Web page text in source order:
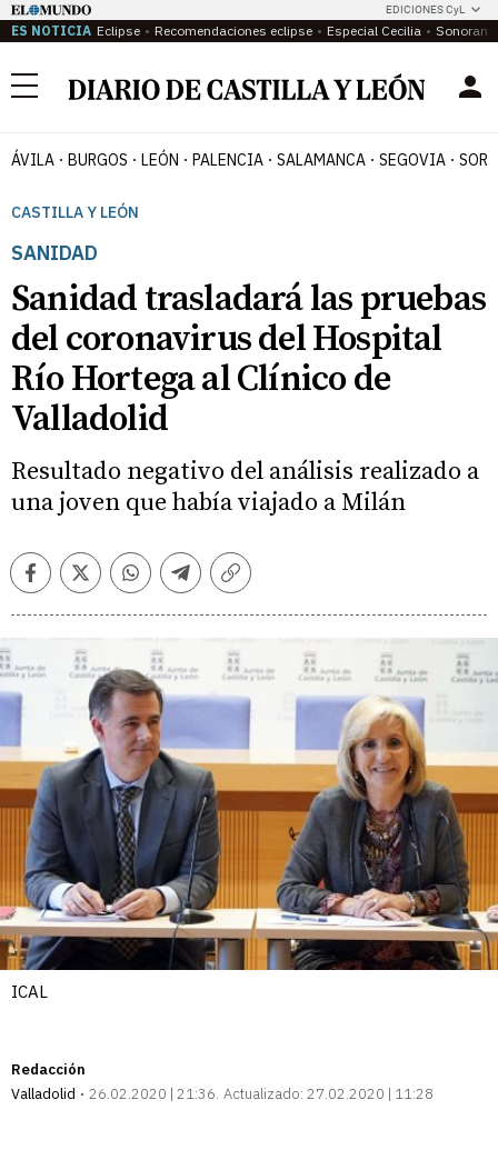
EDICIONES CyL
ES NOTICIA Eclipse Recomendaciones eclipse Especial Cecilia
Menú
ÁVILA BURGOS LEÓN PALENCIA SALAMANCA SEGOVIA
CASTILLA Y LEÓN
SANIDAD
Sanidad trasladará las pruebas
del coronavirus del Hospital
Río Hortega al Clínico de
Valladolid
Resultado negativo del análisis realizado a
una joven que había viajado a Milán
FacebookTwitterWhatsappTelegramCopiar
ICAL
Redacción
Valladolid
26.02.2020 | 21:36 Actualizado: 27.02.2020 | 11:28